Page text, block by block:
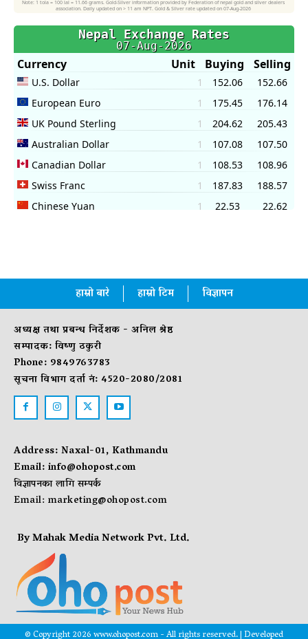
हाम्रो बारे हाम्रो टिम विज्ञापन
अध्यक्ष तथा प्रबन्ध निर्देशक - अनिल श्रेष्ठ
सम्पादक: विष्णु ठकुरी
Phone: 9849763783
सूचना विभाग दर्ता नं: 4520-2080/2081
Address: Naxal-01, Kathmandu
Email:info@ohopost.com
विज्ञापनका लागि सम्पर्क
Email:marketing@ohopost.com
By Mahak Media Network Pvt. Ltd.
© Copyright 2026 www.ohopost.com - All rights reserved. | Developed